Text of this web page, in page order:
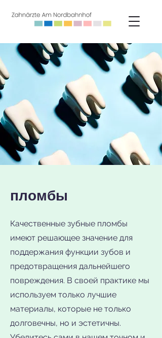
пломбы
Качественные зубные пломбы
имеют решающее значение для
поддержания функции зубов и
предотвращения дальнейшего
повреждения. В своей практике мы
используем только лучшие
материалы, которые не только
долговечны, но и эстетичны.